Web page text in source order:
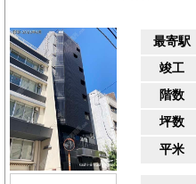
最寄駅
竣工
階数
坪数
平米